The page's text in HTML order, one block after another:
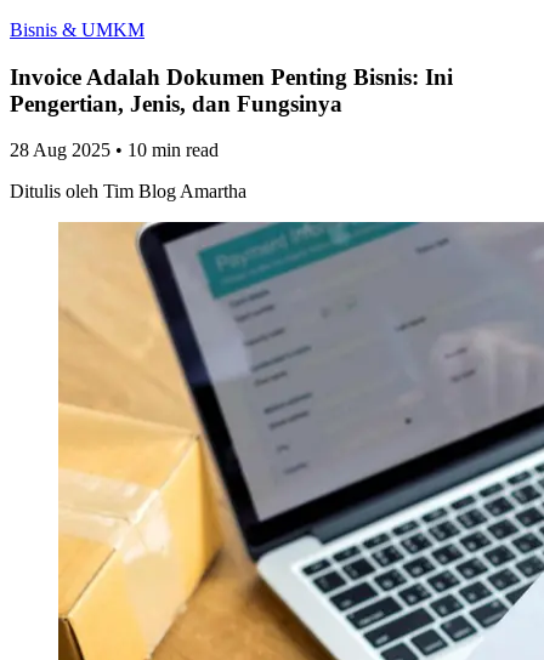
Bisnis & UMKM
Invoice Adalah Dokumen Penting Bisnis: Ini
Pengertian, Jenis, dan Fungsinya
28 Aug 2025 • 10 min read
Ditulis oleh Tim Blog Amartha